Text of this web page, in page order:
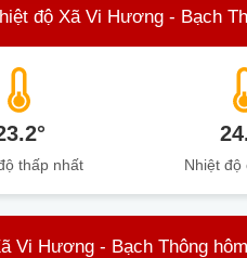
độ Xã Vi Hương - Bạch
thấp nhất Nhiệt độ
Vi Hương - Bạch Thông